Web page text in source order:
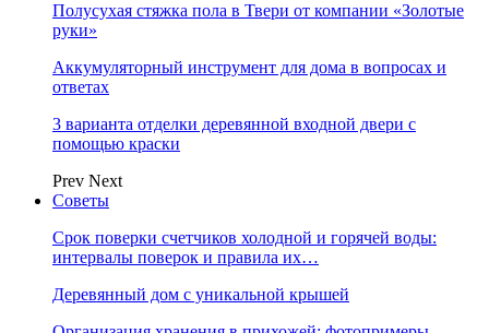
Полусухая стяжка пола в Твери от компании «Золотые
руки»
Аккумуляторный инструмент для дома в вопросах и
ответах
3 варианта отделки деревянной входной двери с
помощью краски
Prev Next
Советы
Срок поверки счетчиков холодной и горячей воды:
интервалы поверок и правила их…
Деревянный дом с уникальной крышей